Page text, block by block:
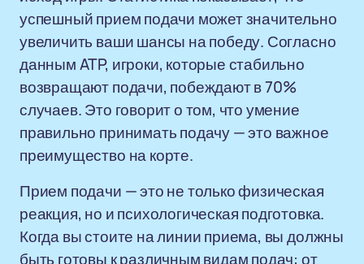
успешный прием подачи может значительно
увеличить ваши шансы на победу. Согласно
данным ATP, игроки, которые стабильно
возвращают подачи, побеждают в 70%
случаев. Это говорит о том, что умение
правильно принимать подачу — это важное
преимущество на корте.
Прием подачи — это не только физическая
реакция, но и психологическая подготовка.
Когда вы стоите на линии приема, вы должны
быть готовы к различным видам подач: от